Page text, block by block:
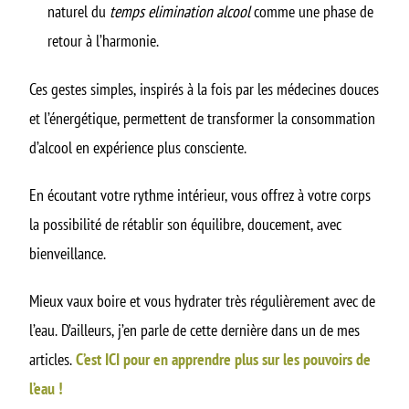
naturel du temps elimination alcoolcomme une phase de
retour à l’harmonie.
Ces gestes simples, inspirés à la fois par les médecines douces
et l’énergétique, permettent de transformer la consommation
d’alcool en expérience plus consciente.
En écoutant votre rythme intérieur, vous offrez à votre corps
la possibilité de rétablir son équilibre, doucement, avec
bienveillance.
Mieux vaux boire et vous hydrater très régulièrement avec de
l’eau. D’ailleurs, j’en parle de cette dernière dans un de mes
articles.C’est ICI pour en apprendre plus sur les pouvoirs de
l’eau !